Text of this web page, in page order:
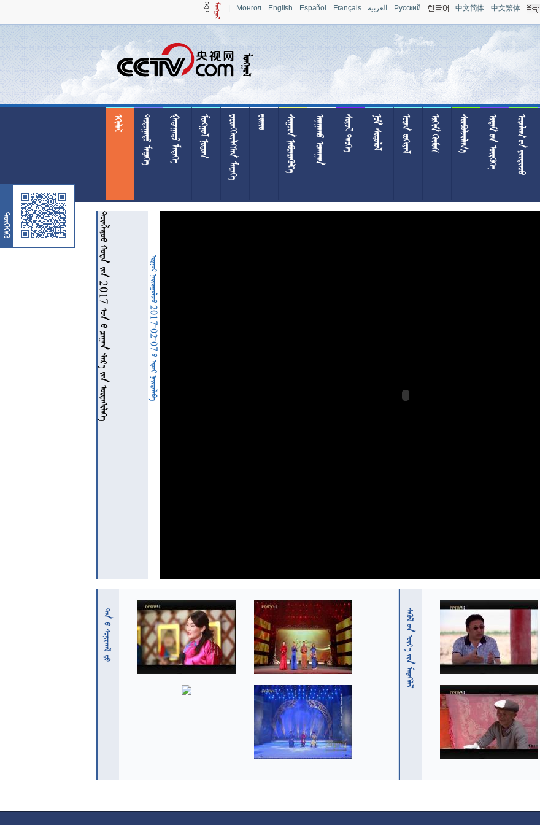
| Монгол English Español Français العربية Pусский 中文简体 中文繁体
                            
   2017       2017-02-07   
    